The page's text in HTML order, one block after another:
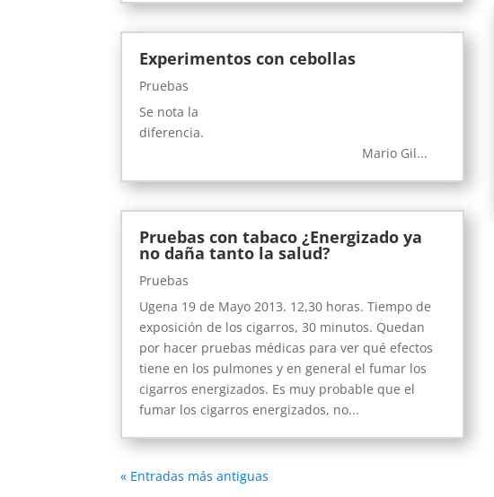
Experimentos con cebollas
Pruebas
Se nota la
diferencia.
Mario Gil...
Pruebas con tabaco ¿Energizado ya
no daña tanto la salud?
Pruebas
Ugena 19 de Mayo 2013. 12,30 horas. Tiempo de
exposición de los cigarros, 30 minutos. Quedan
por hacer pruebas médicas para ver qué efectos
tiene en los pulmones y en general el fumar los
cigarros energizados. Es muy probable que el
fumar los cigarros energizados, no...
« Entradas más antiguas